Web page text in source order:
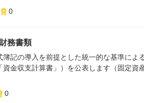
0
務書類
簿記の導入を前提とした統一的な基準に
金収支計算書」）を公表します（固定資
0